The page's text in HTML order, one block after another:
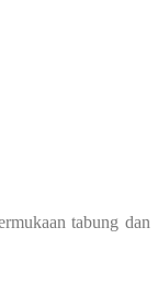
tabung dan